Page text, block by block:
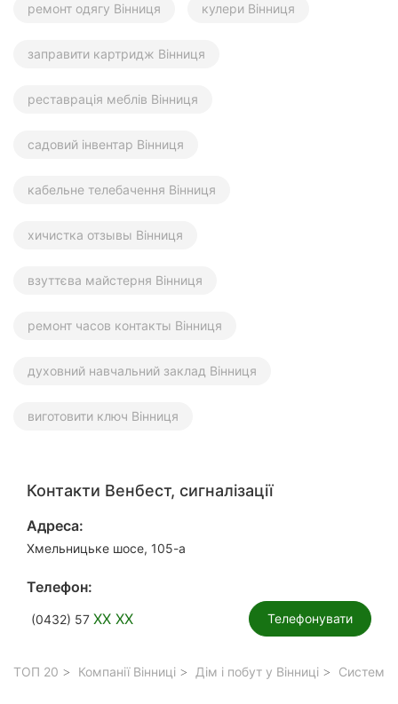
ремонт одягу Вінниця кулери Вінниця
заправити картридж Вінниця
реставрація меблів Вінниця
садовий інвентар Вінниця
кабельне телебачення Вінниця
хичистка отзывы Вінниця
взуттєва майстерня Вінниця
ремонт часов контакты Вінниця
духовний навчальний заклад Вінниця
виготовити ключ Вінниця
Контакти Венбест, сигналізації
Адреса:
Хмельницьке шосе, 105-а
Телефон:
(0432) 57 XX XX Телефонувати
ТОП 20 Компанії Вінниці Дім і побут у Вінниці Системи